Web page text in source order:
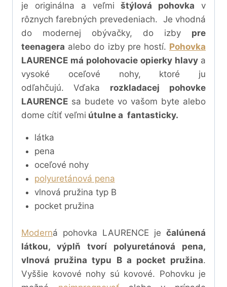
je originálna a veľmi štýlová pohovka v
rôznych farebných prevedeniach. Je vhodná
do modernej obývačky, do izby pre
teenagera alebo do izby pre hostí. Pohovka
LAURENCE má polohovacie opierky hlavy a
vysoké oceľové nohy, ktoré ju
odľahčujú.
Vďaka rozkladacej pohovke
LAURENCE sa budete vo vašom byte alebo
dome cítiť veľmi útulne a fantasticky.
látka
pena
oceľové nohy
polyuretánová pena
vlnová pružina typ B
pocket pružina
Moderná pohovka LAURENCE je čalúnená
látkou, výplň tvorí polyuretánová pena,
vlnová pružina typu B a pocket pružina.
Vyššie kovové nohy sú kovové. Pohovku je